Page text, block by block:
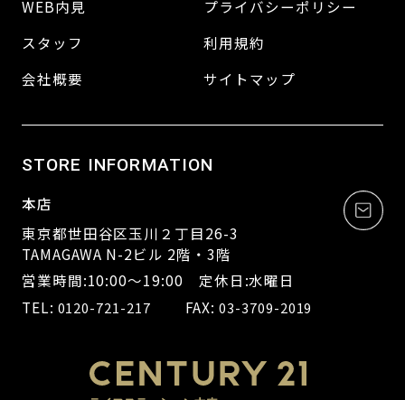
WEB内見
スタッフ
会社概要
プライバシーポリシー
利用規約
サイトマップ
STORE INFORMATION
本店
東京都世田谷区玉川２丁目26-3
TAMAGAWA N-2ビル 2階・3階
営業時間:10:00～19:00 定休日:水曜日
TEL: 0120-721-217 FAX:03-3709-2019